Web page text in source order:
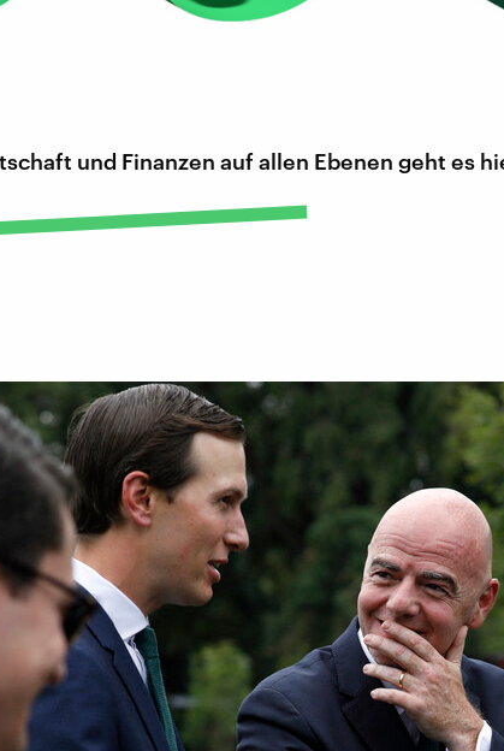
und Finanzen auf allen Ebenen geht es